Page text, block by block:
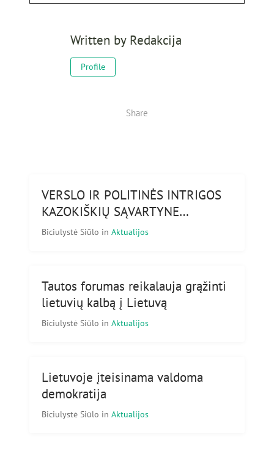
Written by Redakcija
Profile
Share
VERSLO IR POLITINĖS INTRIGOS
KAZOKIŠKIŲ SĄVARTYNE…
Biciulystė Siūlo in Aktualijos
Tautos forumas reikalauja grąžinti
lietuvių kalbą į Lietuvą
Biciulystė Siūlo in Aktualijos
Lietuvoje įteisinama valdoma
demokratija
Biciulystė Siūlo in Aktualijos